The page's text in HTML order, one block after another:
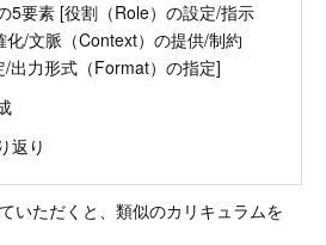
5要素 [役割（Role）の設定/指示
化/文脈（Context）の提供/制約
/出力形式（Format）の指定]
返り
いただくと、類似のカリキュラムを